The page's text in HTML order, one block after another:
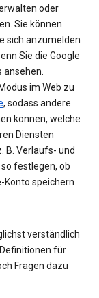
oder
Sie können
sich anzumelden
Sie die Google
im Web zu
, sodass andere
können, welche
Diensten
B. Verlaufs- und
festlegen, ob
Konto speichern
verständlich
für
Fragen dazu